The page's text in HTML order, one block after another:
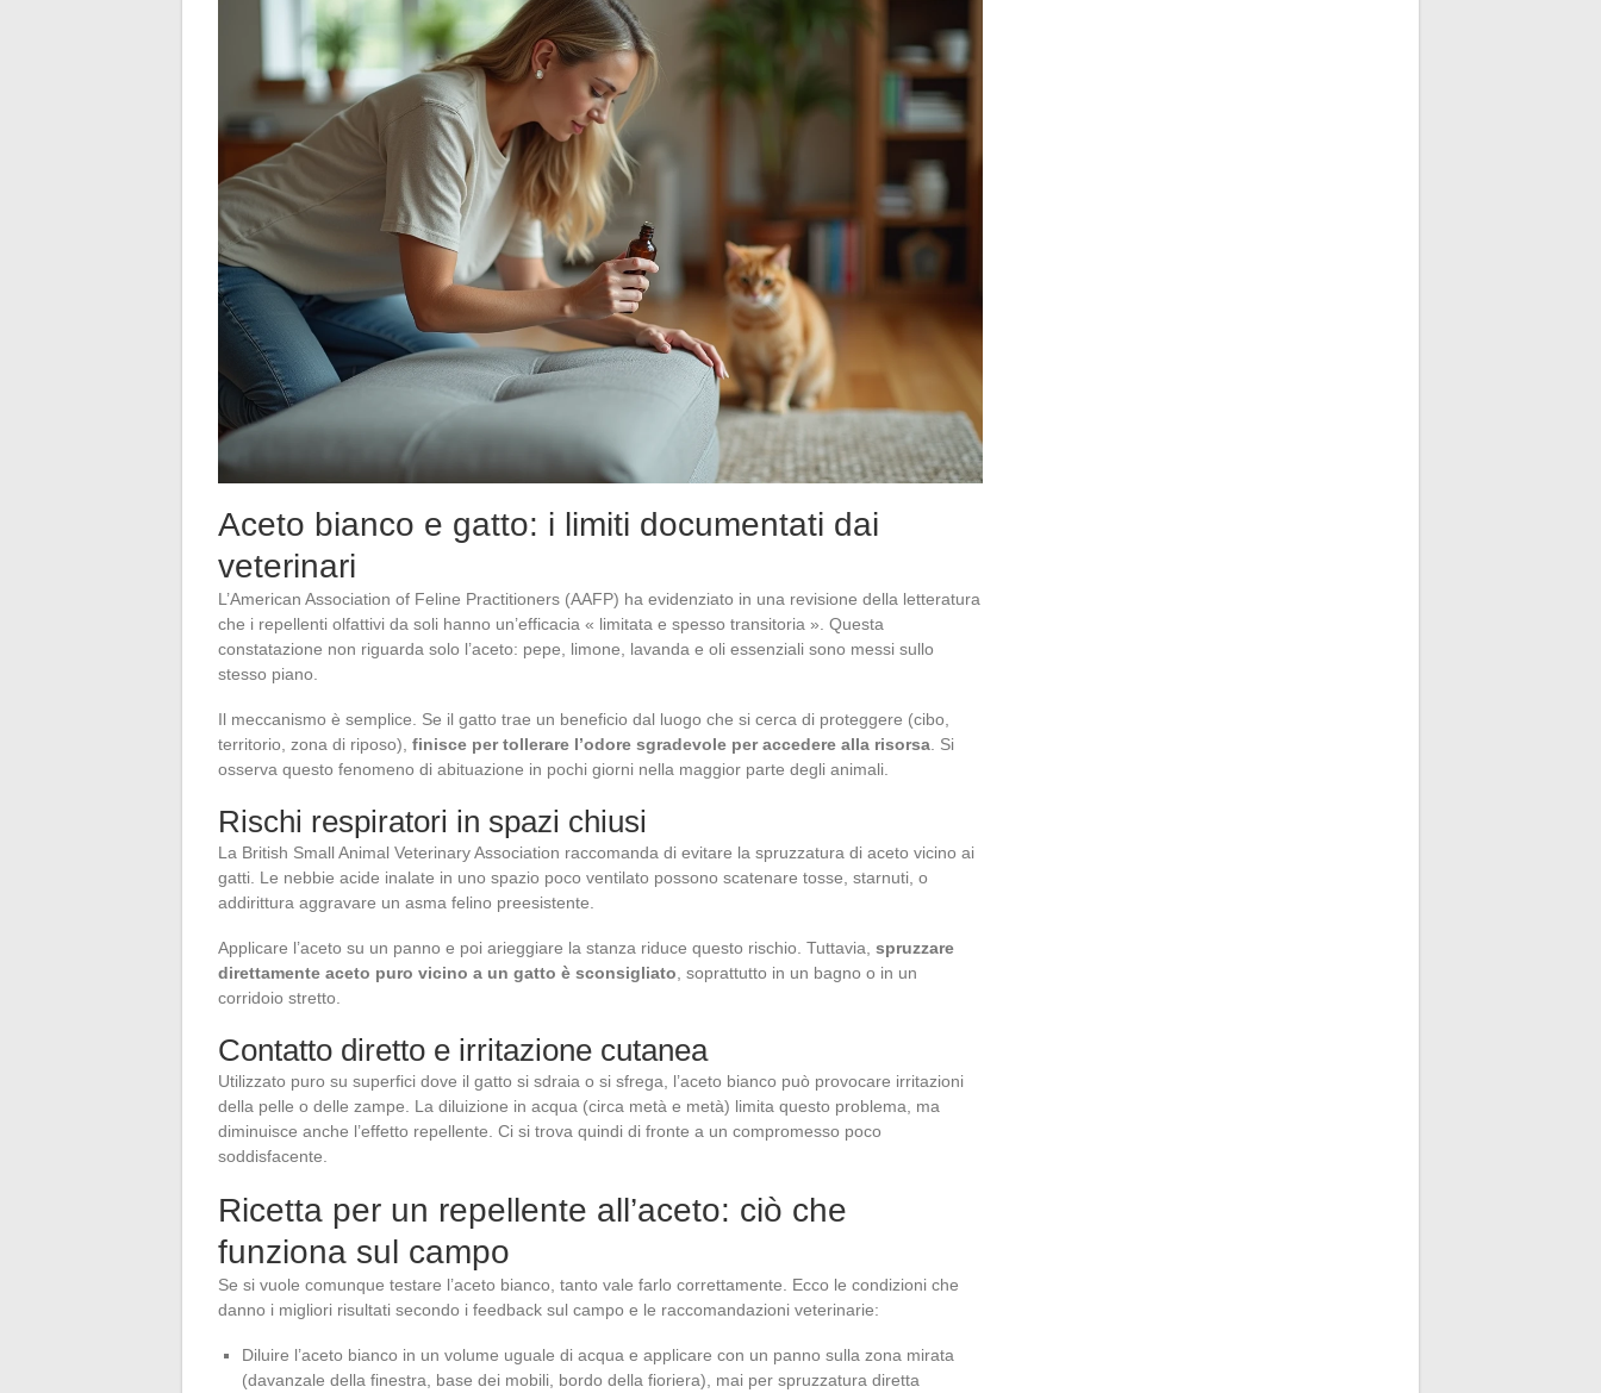
Aceto bianco e gatto: i limiti documentati dai
veterinari
L’American Association of Feline Practitioners (AAFP) ha evidenziato in una revisione della letteratura
che i repellenti olfattivi da soli hanno un’efficacia « limitata e spesso transitoria ». Questa
constatazione non riguarda solo l’aceto: pepe, limone, lavanda e oli essenziali sono messi sullo
stesso piano.
Il meccanismo è semplice. Se il gatto trae un beneficio dal luogo che si cerca di proteggere (cibo,
territorio, zona di riposo), finisce per tollerare l’odore sgradevole per accedere alla risorsa . Si
osserva questo fenomeno di abituazione in pochi giorni nella maggior parte degli animali.
Rischi respiratori in spazi chiusi
La British Small Animal Veterinary Association raccomanda di evitare la spruzzatura di aceto vicino ai
gatti. Le nebbie acide inalate in uno spazio poco ventilato possono scatenare tosse, starnuti, o
addirittura aggravare un asma felino preesistente.
Applicare l’aceto su un panno e poi arieggiare la stanza riduce questo rischio. Tuttavia, spruzzare
direttamente aceto puro vicino a un gatto è sconsigliato , soprattutto in un bagno o in un
corridoio stretto.
Contatto diretto e irritazione cutanea
Utilizzato puro su superfici dove il gatto si sdraia o si sfrega, l’aceto bianco può provocare irritazioni
della pelle o delle zampe. La diluizione in acqua (circa metà e metà) limita questo problema, ma
diminuisce anche l’effetto repellente. Ci si trova quindi di fronte a un compromesso poco
soddisfacente.
Ricetta per un repellente all’aceto: ciò che
funziona sul campo
Se si vuole comunque testare l’aceto bianco, tanto vale farlo correttamente. Ecco le condizioni che
danno i migliori risultati secondo i feedback sul campo e le raccomandazioni veterinarie:
Diluire l’aceto bianco in un volume uguale di acqua e applicare con un panno sulla zona mirata
(davanzale della finestra, base dei mobili, bordo della fioriera), mai per spruzzatura diretta